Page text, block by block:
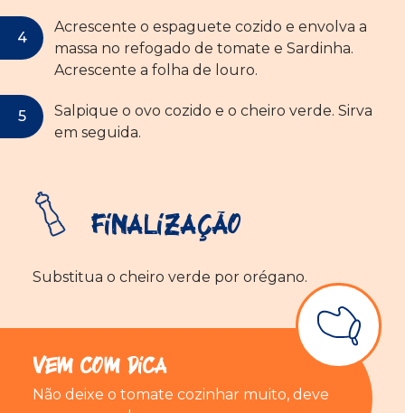
Acrescente o espaguete cozido e envolva a
massa no refogado de tomate e Sardinha.
Acrescente a folha de louro.
Salpique o ovo cozido e o cheiro verde. Sirva
em seguida.
Finalização
Substitua o cheiro verde por orégano.
Vem com Dica
Não deixe o tomate cozinhar muito, deve